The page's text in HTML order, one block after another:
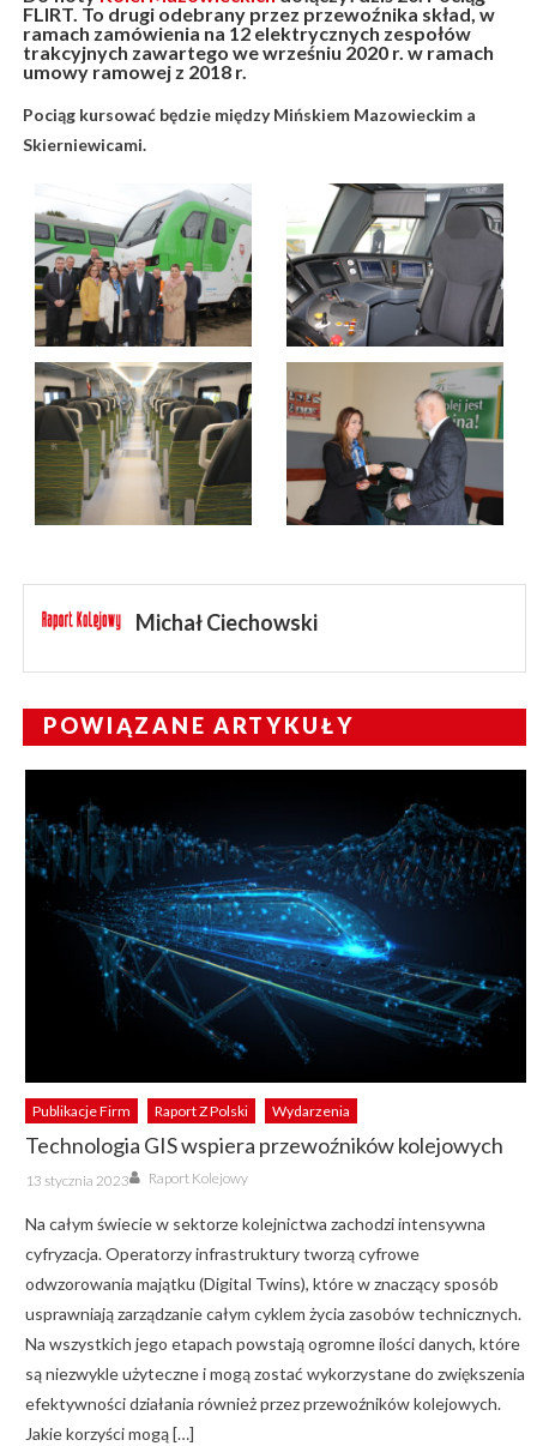
FLIRT. To drugi odebrany przez przewoźnika skład, w
ramach zamówienia na 12 elektrycznych zespołów
trakcyjnych zawartego we wrześniu 2020 r. w ramach
umowy ramowej z 2018 r.
Pociąg kursować będzie między Mińskiem Mazowieckim a
Skierniewicami.
Michał Ciechowski
POWIĄZANE ARTYKUŁY
Publikacje Firm Raport Z Polski Wydarzenia
Technologia GIS wspiera przewoźników kolejowych
Posted
on
13 stycznia 2023 Author
Raport Kolejowy
Na całym świecie w sektorze kolejnictwa zachodzi intensywna
cyfryzacja. Operatorzy infrastruktury tworzą cyfrowe
odwzorowania majątku (Digital Twins), które w znaczący sposób
usprawniają zarządzanie całym cyklem życia zasobów technicznych.
Na wszystkich jego etapach powstają ogromne ilości danych, które
są niezwykle użyteczne i mogą zostać wykorzystane do zwiększenia
efektywności działania również przez przewoźników kolejowych.
Jakie korzyści mogą […]